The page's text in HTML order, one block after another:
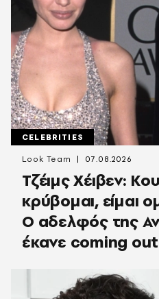
CELEBRITIES
Τζέιμς Χέιβεν:
κρύβομαι, είμαι
Ο αδελφός της
έκανε coming out
Look Team 07.08.2026